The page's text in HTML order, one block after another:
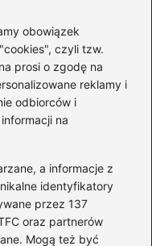
obowiązek
czyli tzw.
prosi o zgodę na
reklamy i
odbiorców i
na
a informacje z
identyfikatory
przez 137
oraz partnerów
Mogą też być
przepisach i